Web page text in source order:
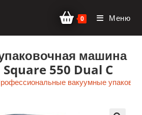
0 Меню
машина
550 Dual C
вакуумные